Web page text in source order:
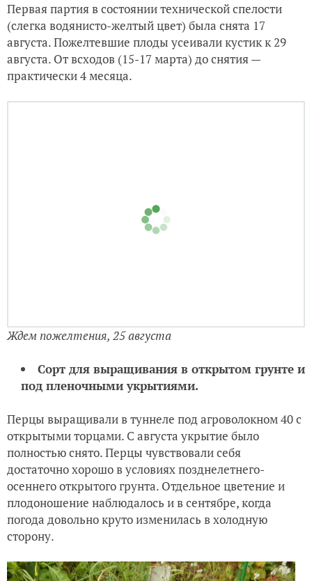
Первая партия в состоянии технической спелости
(слегка водянисто-желтый цвет) была снята 17
августа. Пожелтевшие плоды усеивали кустик к 29
августа. От всходов (15-17 марта) до снятия —
практически 4 месяца.
Ждем пожелтения, 25 августа
Сорт для выращивания в открытом грунте и